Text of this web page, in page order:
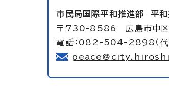
市民局国際平和推進部 平
〒730-8586 広島市中区
電話：082-504-2898（